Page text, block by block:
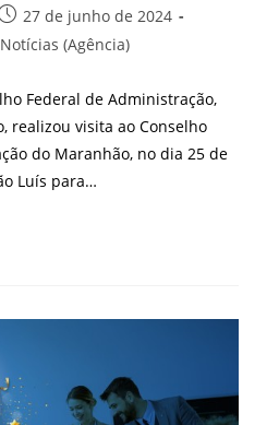
publicado:
27 de junho de 2024
(Agência)
Federal de Administração,
realizou visita ao Conselho
do Maranhão, no dia 25 de
Luís para…